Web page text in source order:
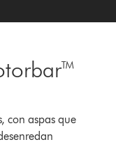
con aspas que